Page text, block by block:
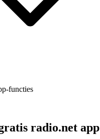
functies
radio.net app